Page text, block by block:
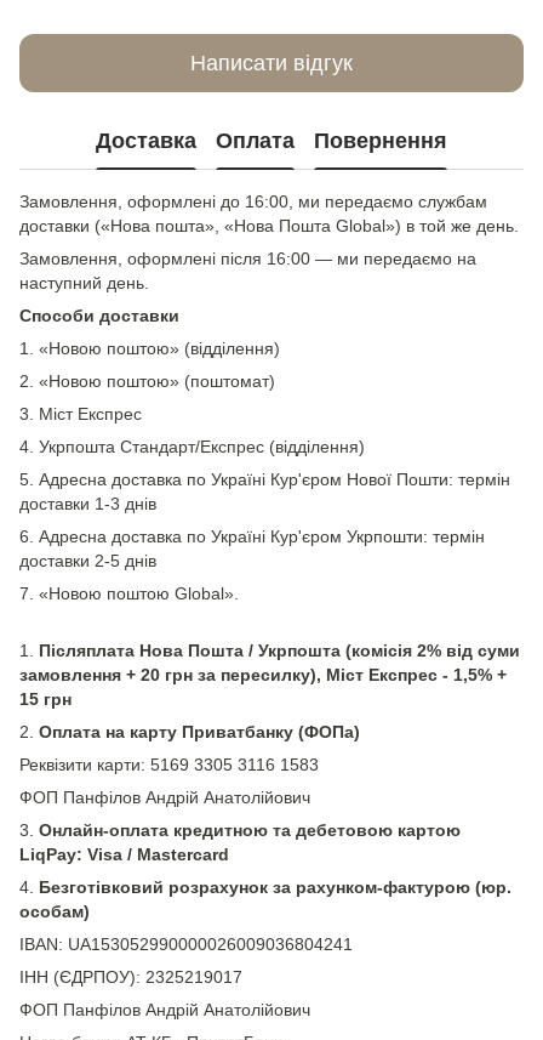
Написати відгук
Доставка Оплата Повернення
Замовлення, оформлені до 16:00, ми передаємо службам
доставки («Нова пошта», «Нова Пошта Global») в той же день.
Замовлення, оформлені після 16:00 — ми передаємо на
наступний день.
Способи доставки
1. «Новою поштою» (відділення)
2. «Новою поштою» (поштомат)
3. Міст Експрес
4. Укрпошта Стандарт/Експрес (відділення)
5. Адресна доставка по Україні Кур'єром Нової Пошти: термін
доставки 1-3 днів
6. Адресна доставка по Україні Кур'єром Укрпошти: термін
доставки 2-5 днів
7. «Новою поштою Global».
1. Післяплата Нова Пошта / Укрпошта (комісія 2% від суми
замовлення + 20 грн за пересилку), Міст Експрес - 1,5% +
15 грн
2. Оплата на карту Приватбанку (ФОПа)
Реквізити карти: 5169 3305 3116 1583
ФОП Панфілов Андрій Анатолійович
3. Онлайн-оплата кредитною та дебетовою картою
LiqPay: Visa / Mastercard
4. Безготівковий розрахунок за рахунком-фактурою (юр.
особам)
IBAN: UA153052990000026009036804241
ІНН (ЄДРПОУ): 2325219017
ФОП Панфілов Андрій Анатолійович